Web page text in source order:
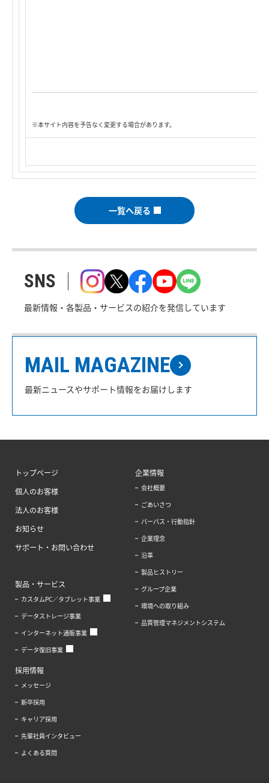
※本サイト内容を予告なく変更する場合があります。
一覧へ戻る
SNS
最新情報・各製品・サービスの紹介を発信しています
MAIL MAGAZINE
最新ニュースやサポート情報をお届けします
トップページ
個人のお客様
法人のお客様
お知らせ
サポート・お問い合わせ
製品・サービス
カスタムPC／タブレット事業
データストレージ事業
インターネット通販事業
データ復旧事業
企業情報
会社概要
ごあいさつ
パーパス・行動指針
企業理念
沿革
製品ヒストリー
グループ企業
環境への取り組み
品質管理マネジメントシステム
採用情報
メッセージ
新卒採用
キャリア採用
先輩社員インタビュー
よくある質問